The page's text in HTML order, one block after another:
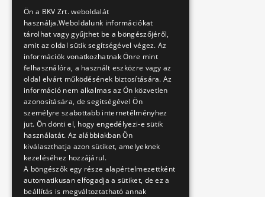
Ön a BKV Zrt. weboldalát
használja.Weboldalunk információkat
tárolhat vagy gyűjthet be a böngészőjéről,
amit az oldal sütik segítségével végez. Az
információk vonatkozhatnak Önre mint
felhasználóra, a használt eszközre vagy az
oldal elvárt működésének biztosítására. Az
információ nem alkalmas az Ön közvetlen
azonosítására, de segítségével Ön
személyre szabottabb internetélményhez
jut. Ön dönti el, hogy engedélyezi-e sütik
használatát. Az alábbiakban Ön
kiválaszthatja azon sütiket, amelyeknek
kezeléséhez hozzájárul.
A böngészők egy része alapértelmezettként
automatikusan elfogadja a sütiket, de ez a
beállítás is megváltoztatható annak